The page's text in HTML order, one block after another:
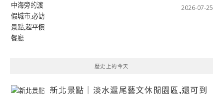
2026-07-25
歷史上的今天
新北景點｜淡水滬尾藝文休閒園區,還可到